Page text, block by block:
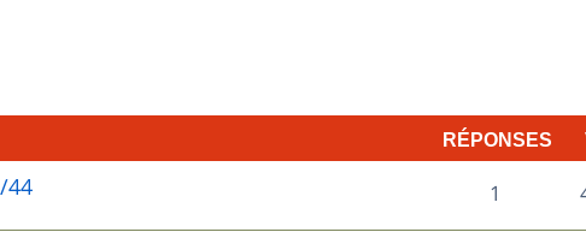
RÉPONSES
44 1
é